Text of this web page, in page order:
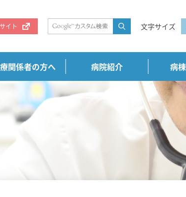
イト 文字サイズ
関係者の方へ 病院紹介 病